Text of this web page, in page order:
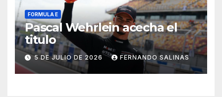
FORMULA E
Pascal Wehrlein acecha el
titulo
5 DE JULIO DE 2026 FERNANDO SALINAS